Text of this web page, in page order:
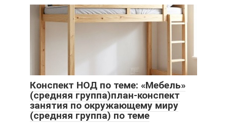
Конспект НОД по теме: «Мебель»
(средняя группа)план-конспект
занятия по окружающему миру
(средняя группа) по теме